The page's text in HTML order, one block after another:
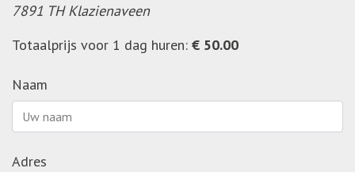
7891 TH Klazienaveen
Totaalprijs voor 1 dag huren: € 50.00
Naam
Adres